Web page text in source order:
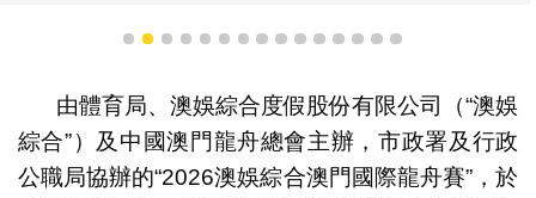
1 2 3 4 5 6 7 8 9 101112131415
由體育局、澳娛綜合度假股份有限公司（“澳娛
綜合”）及中國澳門龍舟總會主辦，市政署及行政
公職局協辦的“2026澳娛綜合澳門國際龍舟賽”，於